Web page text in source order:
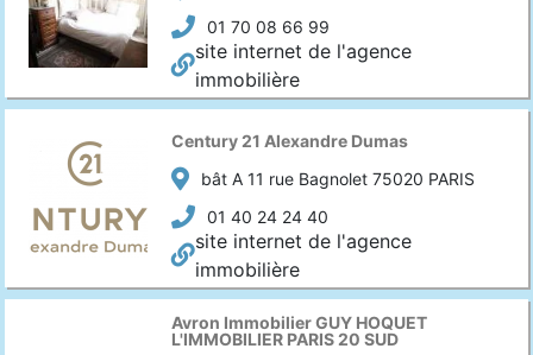
01 70 08 66 99
site internet de l'agence
immobilière
Century 21 Alexandre Dumas
bât A 11 rue Bagnolet 75020 PARIS
01 40 24 24 40
site internet de l'agence
immobilière
Avron Immobilier GUY HOQUET
L'IMMOBILIER PARIS 20 SUD